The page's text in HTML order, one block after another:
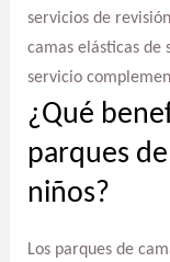
servicios de
camas elásticas de
servicio
¿Qué
parques
niños?
Los parques de